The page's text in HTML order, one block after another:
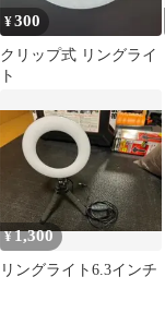
¥300
クリップ式 リングライ
ト
¥1,300
リングライト6.3インチ